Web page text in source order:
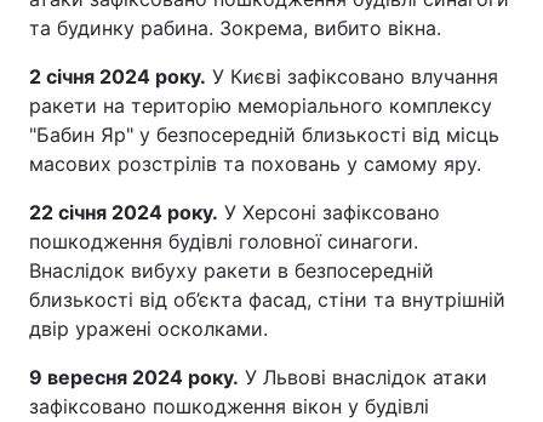
та будинку рабина. Зокрема, вибито вікна.
2 січня 2024 року. У Києві зафіксовано влучання
ракети на територію меморіального комплексу
"Бабин Яр" у безпосередній близькості від місць
масових розстрілів та поховань у самому яру.
22 січня 2024 року. У Херсоні зафіксовано
пошкодження будівлі головної синагоги.
Внаслідок вибуху ракети в безпосередній
близькості від об’єкта фасад, стіни та внутрішній
двір уражені осколками.
9 вересня 2024 року. У Львові внаслідок атаки
зафіксовано пошкодження вікон у будівлі